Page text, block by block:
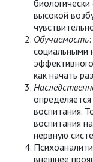
высокой
Обучаемость
социальными
как начать
воспитания.
воспитания
нервную
внешнее